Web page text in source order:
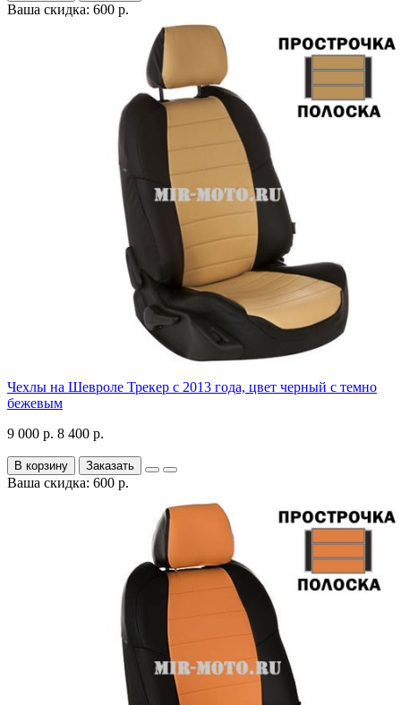
Ваша скидка: 600 р.
Чехлы на Шевроле Трекер с 2013 года, цвет черный с темно
бежевым
9 000 р. 8 400 р.
В корзину Заказать
Ваша скидка: 600 р.